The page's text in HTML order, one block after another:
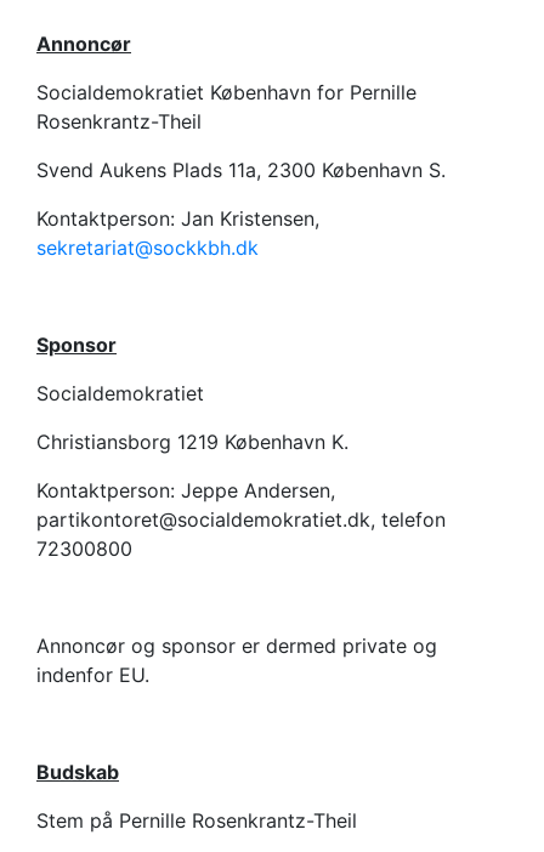
Annoncør
Socialdemokratiet København for Pernille
Rosenkrantz-Theil
Svend Aukens Plads 11a, 2300 København S.
Kontaktperson: Jan Kristensen,
sekretariat@sockkbh.dk
Sponsor
Socialdemokratiet
Christiansborg 1219 København K.
Kontaktperson: Jeppe Andersen,
partikontoret@socialdemokratiet.dk, telefon
72300800
Annoncør og sponsor er dermed private og
indenfor EU.
Budskab
Stem på Pernille Rosenkrantz-Theil